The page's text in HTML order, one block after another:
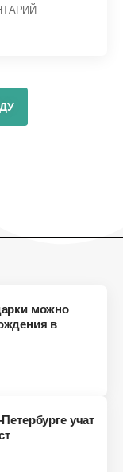
можно
в
учат